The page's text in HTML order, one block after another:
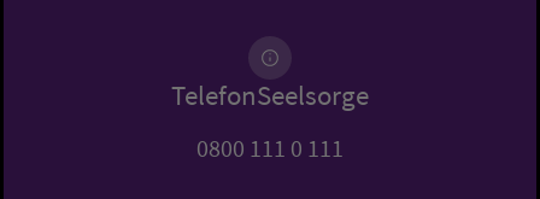
TelefonSeelsorge
0800 111 0 111